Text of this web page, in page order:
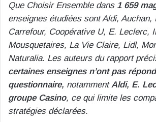
Que Choisir Ensemble dans 1 659
enseignes étudiées sont Aldi, Auchan,
Carrefour, Coopérative U, E. Leclerc,
Mousquetaires, La Vie Claire, Lidl,
Naturalia. Les auteurs du rapport
certaines enseignes n’ont pas
questionnaire, notammentAldi, E.
groupe Casino, ce qui limite les
stratégies déclarées.